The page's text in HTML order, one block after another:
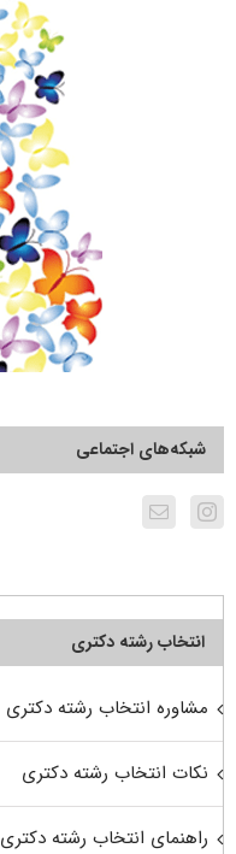
شبکه‌های اجتماعی
انتخاب رشته دکتری
مشاوره انتخاب رشته دکتری
نکات انتخاب رشته دکتری
راهنمای انتخاب رشته دکتری